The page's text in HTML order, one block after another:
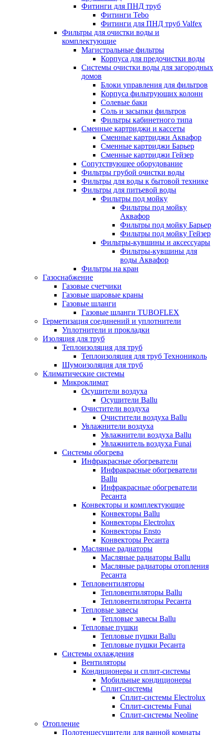
Фитинги для ПНД труб
Фитинги Tebo
Фитинги для ПНД труб Valfex
Фильтры для очистки воды и
комплектующие
Магистральные фильтры
Корпуса для предочистки воды
Системы очистки воды для загородных
домов
Блоки управления для фильтров
Корпуса фильтрующих колонн
Солевые баки
Соль и засыпки фильтров
Фильтры кабинетного типа
Сменные картриджи и кассеты
Сменные картриджи Аквафор
Сменные картриджи Барьер
Сменные картриджи Гейзер
Сопутствующее оборудование
Фильтры грубой очистки воды
Фильтры для воды к бытовой технике
Фильтры для питьевой воды
Фильтры под мойку
Фильтры под мойку
Аквафор
Фильтры под мойку Барьер
Фильтры под мойку Гейзер
Фильтры-кувшины и аксессуары
Фильтры-кувшины для
воды Аквафор
Фильтры на кран
Газоснабжение
Газовые счетчики
Газовые шаровые краны
Газовые шланги
Газовые шланги TUBOFLEX
Герметизация соединений и уплотнители
Уплотнители и прокладки
Изоляция для труб
Теплоизоляция для труб
Теплоизоляция для труб Технониколь
Шумоизоляция для труб
Климатические системы
Микроклимат
Осушители воздуха
Осушители Ballu
Очистители воздуха
Очистители воздуха Ballu
Увлажнители воздуха
Увлажнители воздуха Ballu
Увлажнитель воздуха Funai
Системы обогрева
Инфракрасные обогреватели
Инфракрасные обогреватели
Ballu
Инфракрасные обогреватели
Ресанта
Конвекторы и комплектующие
Конвекторы Ballu
Конвекторы Electrolux
Конвекторы Ensto
Конвекторы Ресанта
Масляные радиаторы
Масляные радиаторы Ballu
Масляные радиаторы отопления
Ресанта
Тепловентиляторы
Тепловентиляторы Ballu
Тепловентиляторы Ресанта
Тепловые завесы
Тепловые завесы Ballu
Тепловые пушки
Тепловые пушки Ballu
Тепловые пушки Ресанта
Системы охлаждения
Вентиляторы
Кондиционеры и сплит-системы
Мобильные кондиционеры
Сплит-системы
Сплит-системы Electrolux
Сплит-системы Funai
Сплит-системы Neoline
Отопление
Полотенцесушители для ванной комнаты